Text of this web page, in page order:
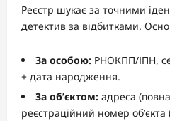
Реєстр шукає за точними
детектив за відбитками.
За особою: РНОКПП/ІПН,
+ дата народження.
За об’єктом: адреса
реєстраційний номер